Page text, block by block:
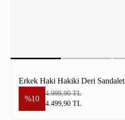
Erkek Haki Hakiki Deri Sandalet
%10
4.999,90 TL
4.499,90 TL